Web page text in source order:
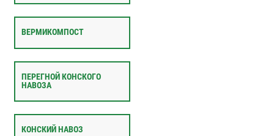
ВЕРМИКОМПОСТ
ПЕРЕГНОЙ КОНСКОГО
НАВОЗА
КОНСКИЙ НАВОЗ